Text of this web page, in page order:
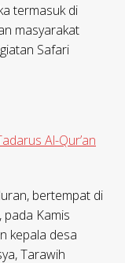
termasuk di
masyarakat
Safari
Al-Qur’an
bertempat di
pada Kamis
kepala desa
Tarawih